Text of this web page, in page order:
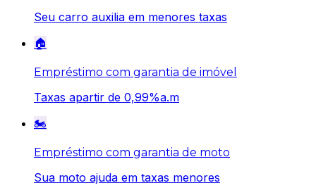
Seu carro auxilia em menores taxas
🏠
Empréstimo com garantia de imóvel
Taxas apartir de 0,99%a.m
🏍️
Empréstimo com garantia de moto
Sua moto ajuda em taxas menores